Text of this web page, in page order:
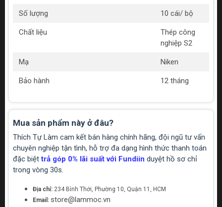
Số lượng 10 cái/ bộ
Chất liệu
Thép công
nghiệp S2
Mạ Niken
Bảo hành 12 tháng
Mua sản phẩm này ở đâu?
Thích Tự Làm cam kết bán hàng chính hãng, đội ngũ tư vấn
chuyên nghiệp tận tình, hỗ trợ đa dạng hình thức thanh toán
đặc biệttrả góp 0% lãi suất với Fundiin duyệt hồ sơ chỉ
trong vòng 30s.
Địa chỉ: 234 Bình Thới, Phường 10, Quận 11, HCM
Email: store@lammoc.vn